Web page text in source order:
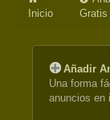
Inicio
Gratis
Añadir
Una forma
anuncios en